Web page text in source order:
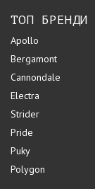
ТОП БРЕНДИ
Apollo
Bergamont
Cannondale
Electra
Strider
Pride
Puky
Polygon